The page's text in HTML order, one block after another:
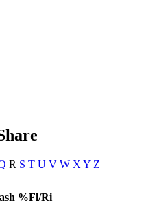
R S T U V W X Y Z
%Fl/Ri